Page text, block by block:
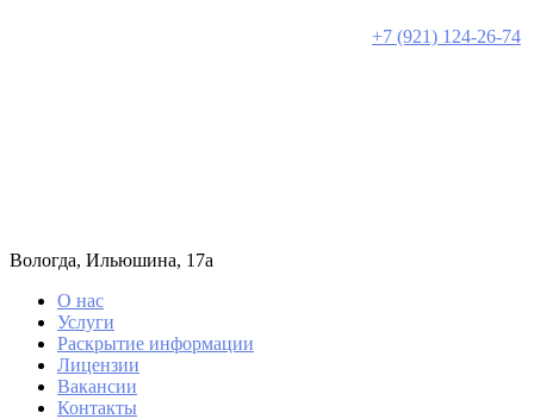
+7 (921) 124-26-74
Вологда, Ильюшина, 17а
О нас
Услуги
Раскрытие информации
Лицензии
Вакансии
Контакты